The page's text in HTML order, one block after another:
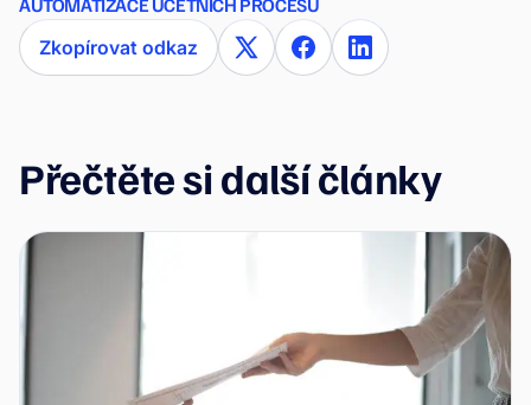
AUTOMATIZACE ÚČETNÍCH PROCESŮ
Zkopírovat odkaz
Přečtěte si další články